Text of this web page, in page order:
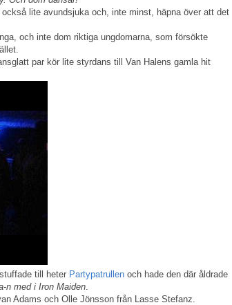
lite avundsjuka och, inte minst, häpna över att det
och inte dom riktiga ungdomarna, som försökte
par kör lite styrdans till Van Halens gamla hit
till heter Partypatrullen och hade den där åldrade
n med i Iron Maiden.
Adams och Olle Jönsson från Lasse Stefanz.